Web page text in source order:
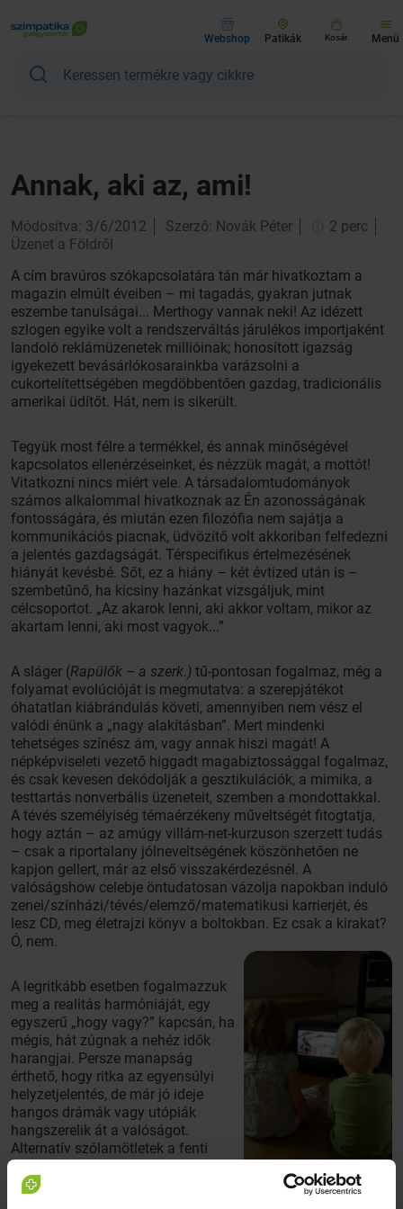
Webshop Patikák Kosár Menü
Annak, aki az, ami!
Módosítva: 3/6/2012 Szerző: Novák Péter
2 perc
Üzenet a Földről
A cím bravúros szókapcsolatára tán már hivatkoztam a
magazin elmúlt éveiben – mi tagadás, gyakran jutnak
eszembe tanulságai... Merthogy vannak neki! Az idézett
szlogen egyike volt a rendszerváltás járulékos importjaként
landoló reklámüzenetek millióinak; honosított igazság
igyekezett bevásárlókosarainkba varázsolni a
cukortelítettségében megdöbbentően gazdag, tradicionális
amerikai üdítőt. Hát, nem is sikerült.
Tegyük most félre a termékkel, és annak minőségével
kapcsolatos ellenérzéseinket, és nézzük magát, a mottót!
Vitatkozni nincs miért vele. A társadalomtudományok
számos alkalommal hivatkoznak az Én azonosságának
fontosságára, és miután ezen filozófia nem sajátja a
kommunikációs piacnak, üdvözítő volt akkoriban felfedezni
a jelentés gazdagságát. Térspecifikus értelmezésének
hiányát kevésbé. Sőt, ez a hiány – két évtized után is –
szembetűnő, ha kicsiny hazánkat vizsgáljuk, mint
célcsoportot. „Az akarok lenni, aki akkor voltam, mikor az
akartam lenni, aki most vagyok...”
A sláger (Rapülők – a szerk.) tű-pontosan fogalmaz, még a
folyamat evolúcióját is megmutatva: a szerepjátékot
óhatatlan kiábrándulás követi, amennyiben nem vész el
valódi énünk a „nagy alakításban”. Mert mindenki
tehetséges színész ám, vagy annak hiszi magát! A
népképviseleti vezető higgadt magabiztossággal fogalmaz,
és csak kevesen dekódolják a gesztikulációk, a mimika, a
testtartás nonverbális üzeneteit, szemben a mondottakkal.
A tévés személyiség témaérzékeny műveltségét fitogtatja,
hogy aztán – az amúgy villám-net-kurzuson szerzett tudás
– csak a riportalany jólneveltségének köszönhetően ne
kapjon gellert, már az első visszakérdezésnél. A
valóságshow celebje öntudatosan vázolja napokban induló
zenei/színházi/tévés/elemző/matematikusi karrierjét, és
lesz CD, meg életrajzi könyv a boltokban. Ez csak a kirakat?
Ó, nem.
A legritkább esetben fogalmazzuk
meg a realitás harmóniáját, egy
egyszerű „hogy vagy?” kapcsán, ha
mégis, hát zúgnak a nehéz idők
harangjai. Persze manapság
érthető, hogy ritka az egyensúlyi
helyzetjelentés, de már jó ideje
hangos drámák vagy utópiák
hangszerelik át a valóságot.
Alternatív szólamötletek a fenti
szereposztáshoz: „Itt tartok most.”
„Csak fájó intézkedések tehetnek rendet!” „Elmondaná